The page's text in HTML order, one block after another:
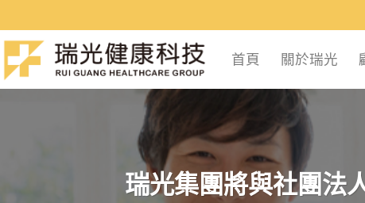
to
content
首頁 關於瑞光
瑞光集團將與社團法